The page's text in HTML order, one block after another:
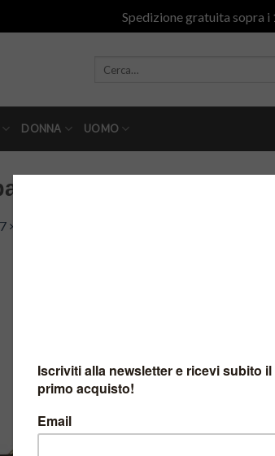
Spedizione gratuita sopra i
DONNA UOMO
XS CoccoBorsa
× 787 Borsa Avenue 67 Elba XS